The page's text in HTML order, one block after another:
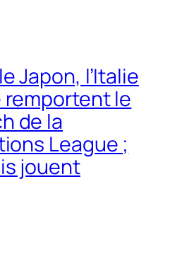
Japon, l’Italie
remportent le
de la
League ;
jouent